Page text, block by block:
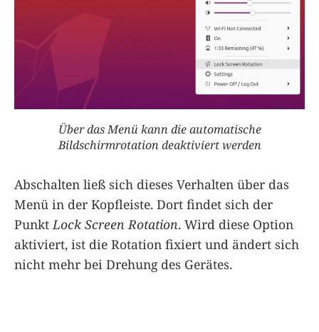
Über das Menü kann die automatische
Bildschirmrotation deaktiviert werden
Abschalten ließ sich dieses Verhalten über das
Menü in der Kopfleiste. Dort findet sich der
PunktLock Screen Rotation. Wird diese Option
aktiviert, ist die Rotation fixiert und ändert sich
nicht mehr bei Drehung des Gerätes.